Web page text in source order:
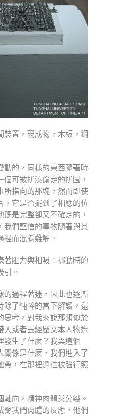
裝置，現成物，木板，鋼
動的，同樣的東西隨著時
可被拼湊偷走的拼圖，
所指向的那塊，然而即使
，它是否擺到了相應的位
是完整卻又不確定的，
我們堅信的事物隨著與其
而混肴難解。
著阻力與相吸：挪動時的
引。
的過程著迷，因此也逐漸
除了純粹的當下解讀，還
思考，對我來說那類似於
入或者去經歷文本人物遭
發生了什麼？我與這個
關係是什麼，我們進入了
帶，在那裡過往被強行照
向，精神肉體與分裂。
脅我們肉體的反應，他們